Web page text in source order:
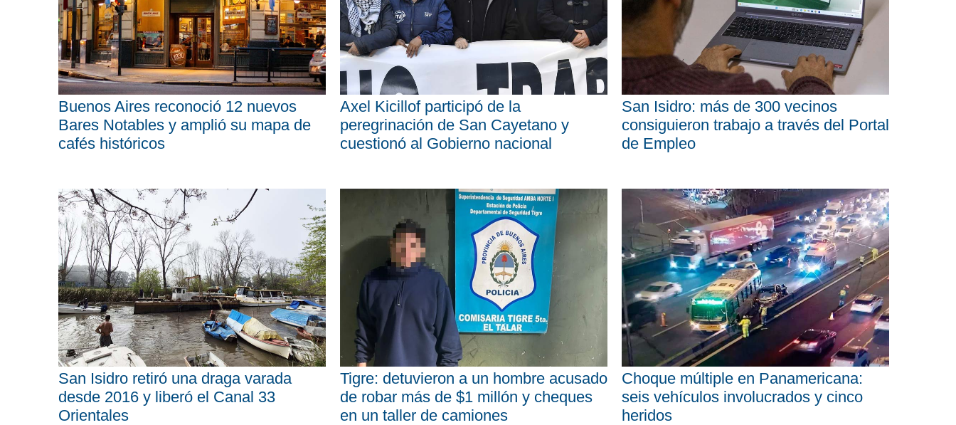
Buenos Aires reconoció 12 nuevos
Bares Notables y amplió su mapa de
cafés históricos
Axel Kicillof participó de la
peregrinación de San Cayetano y
cuestionó al Gobierno nacional
San Isidro: más de 300 vecinos
consiguieron trabajo a través del Portal
de Empleo
San Isidro retiró una draga varada
desde 2016 y liberó el Canal 33
Orientales
Tigre: detuvieron a un hombre acusado
de robar más de $1 millón y cheques
en un taller de camiones
Choque múltiple en Panamericana:
seis vehículos involucrados y cinco
heridos